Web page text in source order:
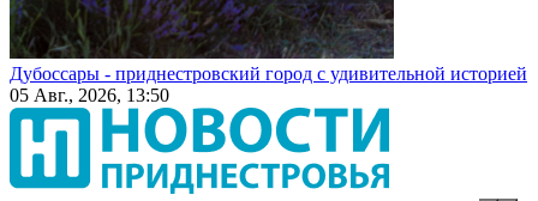
Дубоссары - приднестровский город с удивительной историей
05 Авг., 2026, 13:50